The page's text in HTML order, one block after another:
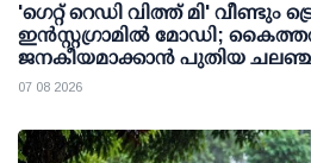
'ഗെറ്റ് റെഡി വിത്ത് മി' വീണ്ടും
ഇന്‍സ്റ്റഗ്രാമില്‍ മോഡി;
ജനകീയമാക്കാന്‍ പുതിയ
07 08 2026